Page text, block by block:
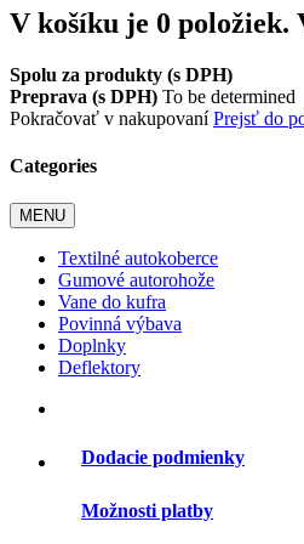
V košíku je 0 položiek.
Spolu za produkty (s DPH)
Preprava (s DPH) To be determined
Pokračovať v nakupovaníPrejsť do
Categories
MENU
Textilné autokoberce
Gumové autorohože
Vane do kufra
Povinná výbava
Doplnky
Deflektory
Dodacie podmienky
Možnosti platby